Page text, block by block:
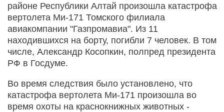
районе Республики Алтай произошла катастрофа
вертолета Ми-171 Томского филиала
авиакомпании "Газпромавиа". Из 11
находившихся на борту, погибли 7 человек. В том
числе, Александр Косопкин, полпред президента
РФ в Госдуме.
Во время следствия было установлено, что
катастрофа вертолета Ми-171 произошла во
время охоты на краснокнижных животных -